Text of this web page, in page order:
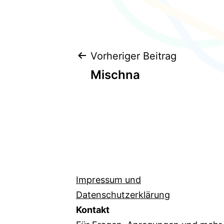
Vorheriger Beitrag
Mischna
Impressum und
Datenschutzerklärung
Kontakt